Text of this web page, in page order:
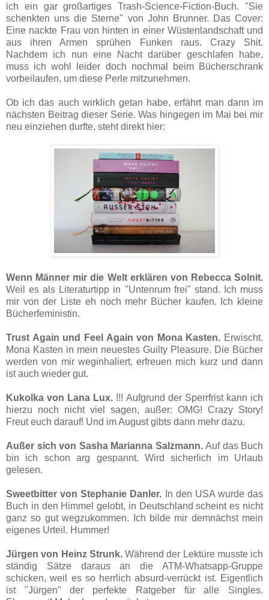
ich ein gar großartiges Trash-Science-Fiction-Buch. "Sie
schenkten uns die Sterne" von John Brunner. Das Cover:
Eine nackte Frau von hinten in einer Wüstenlandschaft und
aus ihren Armen sprühen Funken raus. Crazy Shit.
Nachdem ich nun eine Nacht darüber geschlafen habe,
muss ich wohl leider doch nochmal beim Bücherschrank
vorbeilaufen, um diese Perle mitzunehmen.
Ob ich das auch wirklich getan habe, erfährt man dann im
nächsten Beitrag dieser Serie. Was hingegen im Mai bei mir
neu einziehen durfte, steht direkt hier:
Wenn Männer mir die Welt erklären von Rebecca Solnit.
Weil es als Literaturtipp in "Untenrum frei" stand. Ich muss
mir von der Liste eh noch mehr Bücher kaufen. Ich kleine
Bücherfeministin.
Trust Again und Feel Again von Mona Kasten. Erwischt.
Mona Kasten in mein neuestes Guilty Pleasure. Die Bücher
werden von mir weginhaliert, erfreuen mich kurz und dann
ist auch wieder gut.
Kukolka von Lana Lux. !!! Aufgrund der Sperrfrist kann ich
hierzu noch nicht viel sagen, außer: OMG! Crazy Story!
Freut euch darauf! Und im August gibts dann mehr dazu.
Außer sich von Sasha Marianna Salzmann.Auf das Buch
bin ich schon arg gespannt. Wird sicherlich im Urlaub
gelesen.
Sweetbitter von Stephanie Danler. In den USA wurde das
Buch in den Himmel gelobt, in Deutschland scheint es nicht
ganz so gut wegzukommen. Ich bilde mir demnächst mein
eigenes Urteil. Hummer!
Jürgen von Heinz Strunk.Während der Lektüre musste ich
ständig Sätze daraus an die ATM-Whatsapp-Gruppe
schicken, weil es so herrlich absurd-verrückt ist. Eigentlich
ist "Jürgen" der perfekte Ratgeber für alle Singles.